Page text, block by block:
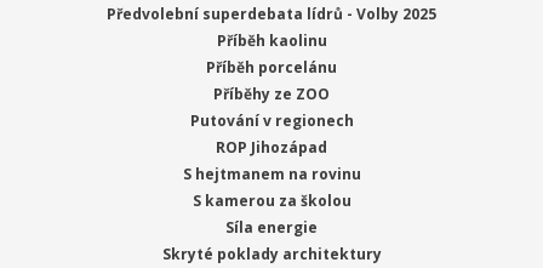
Předvolební superdebata lídrů - Volby 2025
Příběh kaolinu
Příběh porcelánu
Příběhy ze ZOO
Putování v regionech
ROP Jihozápad
S hejtmanem na rovinu
S kamerou za školou
Síla energie
Skryté poklady architektury